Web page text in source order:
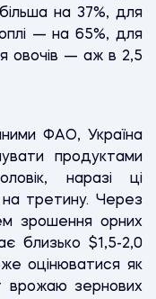
на 37%, для
— на 65%, для
овочів — аж в 2,5
ФАО, Україна
продуктами
наразі ці
третину. Через
зрошення орних
близько $1,5-2,0
оцінюватися як
врожаю зернових